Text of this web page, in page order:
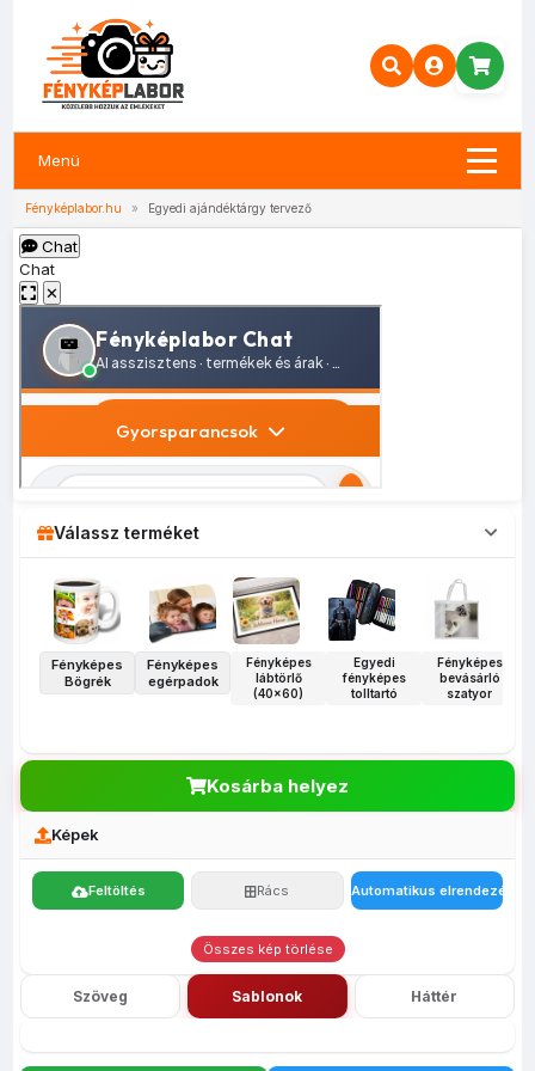
Menü
Fényképlabor.hu » Egyedi ajándéktárgy tervező
Chat
Chat
✕
Válassz terméket
Fényképes
Bögrék
Fényképes
egérpadok
Fényképes
lábtörlő
(40x60)
Egyedi
fényképes
tolltartó
Fényképes
bevásárló
szatyor
Kosárba helyez
Képek
Feltöltés Rács Automatikus elrendezés
Összes kép törlése
Szöveg Sablonok Háttér